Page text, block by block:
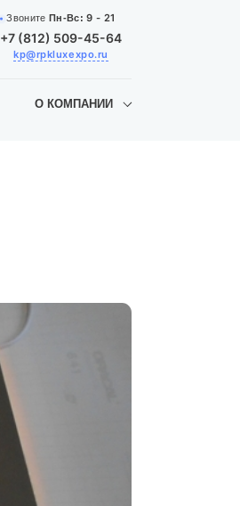
Звоните Пн-Вс:9 - 21
+7 (812) 509-45-64
kp@rpkluxexpo.ru
О КОМПАНИИ